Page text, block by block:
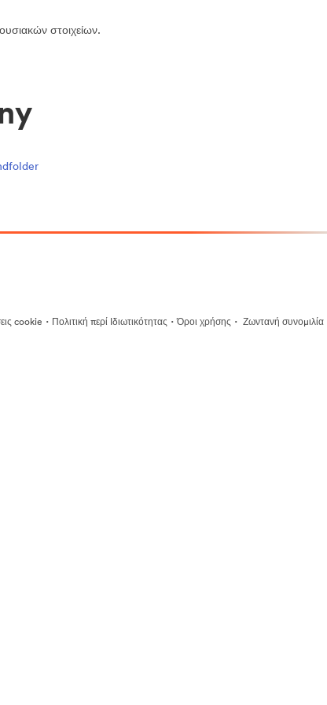
στοιχείων.
cookie · Πολιτική περί Ιδιωτικότητας ·Όροι χρήσης · Ζωντανή συνομιλία